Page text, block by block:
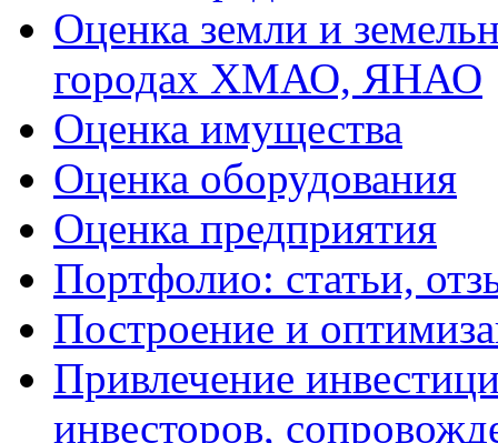
Оценка земли и
городах ХМАО, ЯНАО
Оценка имущества
Оценка оборудования
Оценка предприятия
Портфолио: статьи,
Построение и
Привлечение
инвесторов,